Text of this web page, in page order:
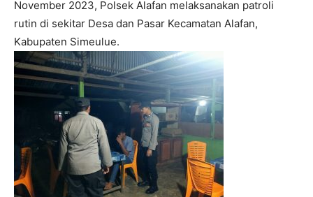
November 2023, Polsek Alafan melaksanakan patroli
rutin di sekitar Desa dan Pasar Kecamatan Alafan,
Kabupaten Simeulue.